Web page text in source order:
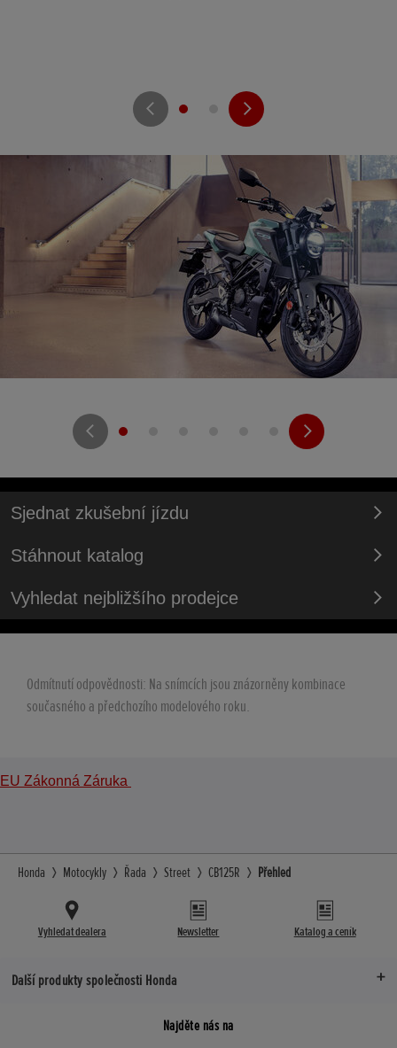
Sjednat zkušební jízdu
Stáhnout katalog
Vyhledat nejbližšího prodejce
Odmítnutí odpovědnosti: Na snímcích jsou znázorněny kombinace
současného a předchozího modelového roku.
EU Zákonná Záruka
Honda Motocykly Řada Street CB125R Přehled
Vyhledat dealera Newsletter Katalog a ceník
Další produkty společnosti Honda
Najděte nás na